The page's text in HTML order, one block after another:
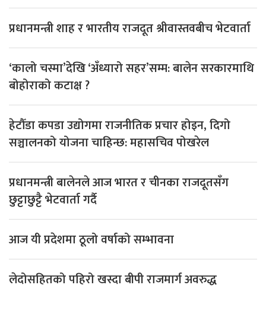
प्रधानमन्त्री शाह र भारतीय राजदूत श्रीवास्तवबीच भेटवार्ता
‘कालो चस्मा’देखि ‘अँध्यारो सहर’सम्म: बालेन सरकारमाथि
बोहोराको कटाक्ष ?
हेटौँडा कपडा उद्योगमा राजनीतिक प्रचार होइन, दिगो
सञ्चालनको योजना चाहिन्छ: महासचिव पोखरेल
प्रधानमन्त्री बालेनले आज भारत र चीनका राजदूतसँग
छुट्टाछुट्टै भेटवार्ता गर्दै
आज यी प्रदेशमा ठूलो वर्षाको सम्भावना
लेदोसहितको पहिरो खस्दा बीपी राजमार्ग अवरुद्ध